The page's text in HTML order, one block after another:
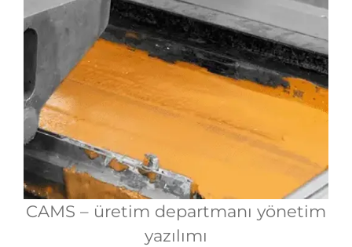
CAMS – üretim departmanı yönetim
yazılımı